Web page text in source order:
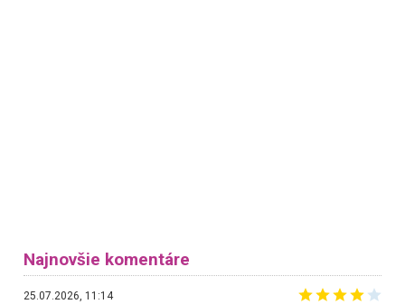
Najnovšie komentáre
25.07.2026, 11:14